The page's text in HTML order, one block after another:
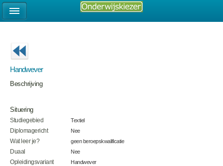
Handwever
Beschrijving
Situering
Studiegebied
Textiel
Diplomagericht
Nee
Wat leer je?
geen beroepskwalificatie
Duaal
Nee
Opleidingsvariant
Handwever